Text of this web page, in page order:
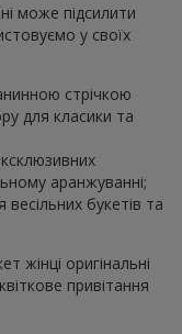
може підсилити
у своїх
стрічкою
для класики та
аранжуванні;
букетів та
жінці оригінальні
привітання